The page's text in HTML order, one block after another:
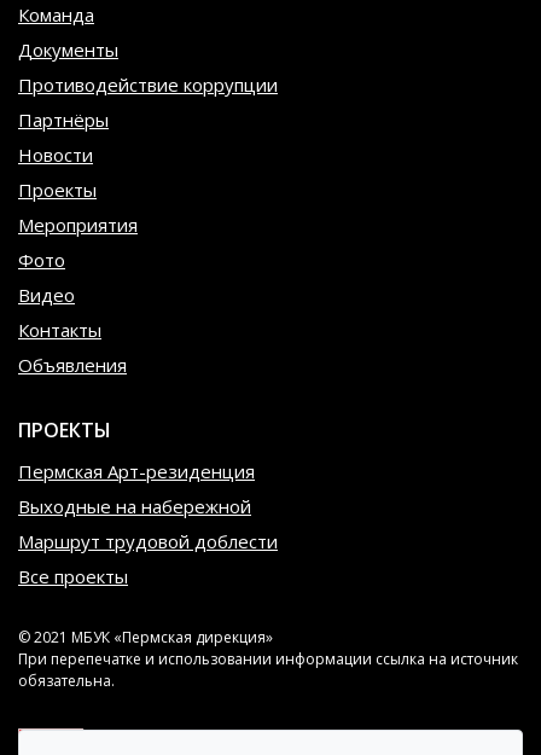
Команда
Документы
Противодействие коррупции
Партнёры
Новости
Проекты
Мероприятия
Фото
Видео
Контакты
Объявления
ПРОЕКТЫ
Пермская Арт-резиденция
Выходные на набережной
Маршрут трудовой доблести
Все проекты
© 2021 МБУК «Пермская дирекция»
При перепечатке и использовании информации ссылка на источник
обязательна.